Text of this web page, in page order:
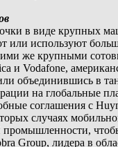
в виде крупных
или используют
же крупными
и Vodafone,
объединившись в
на глобальные
соглашения с
случаях
Group, лидера в